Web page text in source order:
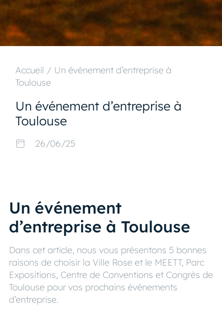
Accueil / Un événement d’entreprise à
Toulouse
Un événement d’entreprise à
Toulouse
26/06/25
Un événement
d’entreprise à Toulouse
Dans cet article, nous vous présentons 5 bonnes
raisons de choisir la Ville Rose et le MEETT, Parc
Expositions, Centre de Conventions et Congrès de
Toulouse pour vos prochains événements
d’entreprise.